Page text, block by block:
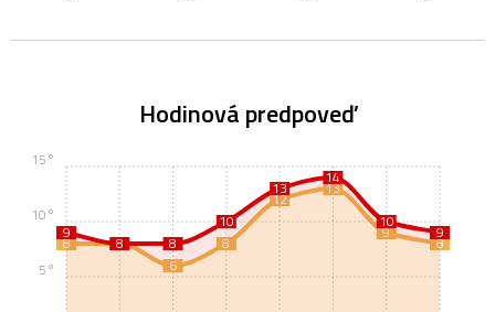
Hodinová predpoveď
8
8
6
8
12
13
9
8
9
8 8
10
13
14
10
9
5°
10°
15°